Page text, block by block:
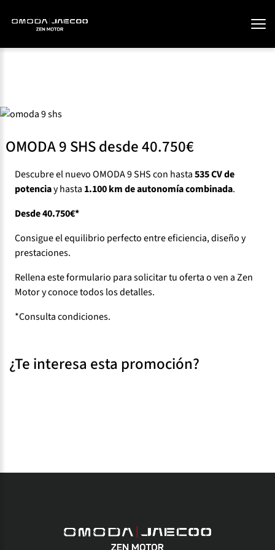
OMODA 9 SHS desde 40.750€
¿Te interesa esta promoción?
Descubre el nuevo OMODA 9 SHS con hasta535 CV de
potenciay hasta 1.100 km de autonomía combinada.
Desde 40.750€*
Consigue el equilibrio perfecto entre eficiencia, diseño y
prestaciones.
Rellena este formulario para solicitar tu oferta o ven a Zen
Motor y conoce todos los detalles.
*Consulta condiciones.